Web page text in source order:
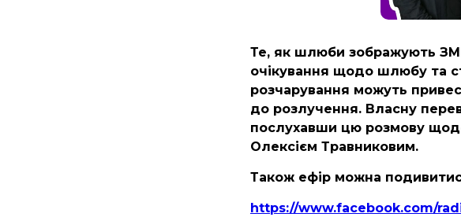
Те, як шлюби зображують
очікування щодо шлюбу та
розчарування можуть
до розлучення. Власну
послухавши цю розмову
Олексієм Травниковим.
Також ефір можна
https://www.facebook.com/